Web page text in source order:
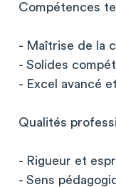
Compétences
- Maîtrise de la
- Solides
- Excel avancé
Qualités
- Rigueur et
- Sens